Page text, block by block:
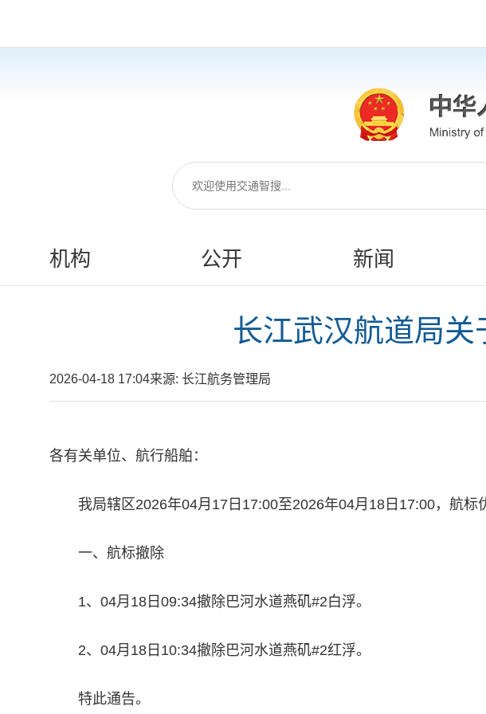
机构 公开 新闻
长江武汉航道局
2026-04-18 17:04来源: 长江航务管理局
各有关单位、航行船舶：
我局辖区2026年04月17日17:00至2026年04月18日17:00，航标
一、航标撤除
1、04月18日09:34撤除巴河水道燕矶#2白浮。
2、04月18日10:34撤除巴河水道燕矶#2红浮。
特此通告。